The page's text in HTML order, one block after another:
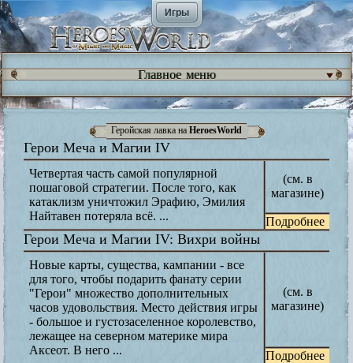
Игры
Главное меню
Геройская лавка на HeroesWorld
Герои Меча и Магии IV
Четвертая часть самой популярной
пошаговой стратегии. После того, как
катаклизм уничтожил Эрафию, Эмилия
Найтавен потеряла всё. ...
(см. в
магазине)
Подробнее
Герои Меча и Магии IV: Вихри войны
Новые карты, существа, кампании - все
для того, чтобы подарить фанату серии
"Герои" множество дополнительных
часов удовольствия. Место действия игры
- большое и густозаселенное королевство,
лежащее на северном материке мира
Аксеот. В него ...
(см. в
магазине)
Подробнее